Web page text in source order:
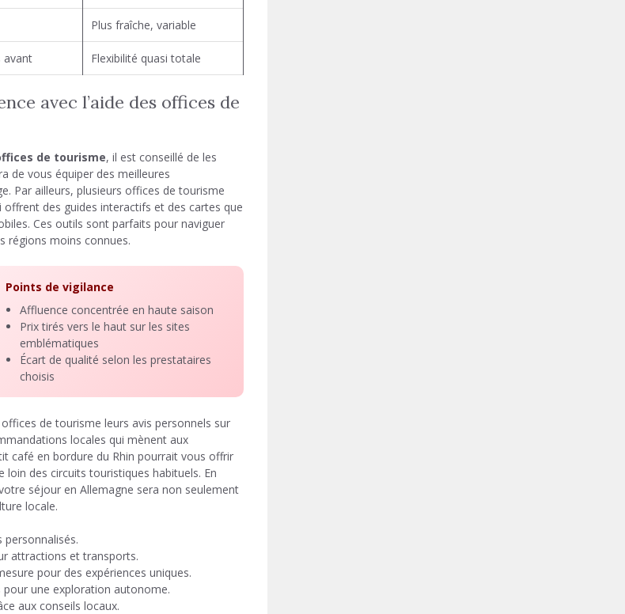
Plus fraîche, variable
avant Flexibilité quasi totale
avec l’aide des offices de
de tourisme, il est conseillé de les
de vous équiper des meilleures
Par ailleurs, plusieurs offices de tourisme
des guides interactifs et des cartes que
Ces outils sont parfaits pour naviguer
régions moins connues.
Points de vigilance
Affluence concentrée en haute saison
Prix tirés vers le haut sur les sites
emblématiques
Écart de qualité selon les prestataires
choisis
de tourisme leurs avis personnels sur
locales qui mènent aux
café en bordure du Rhin pourrait vous offrir
des circuits touristiques habituels. En
séjour en Allemagne sera non seulement
locale.
attractions et transports.
pour des expériences uniques.
une exploration autonome.
aux conseils locaux.